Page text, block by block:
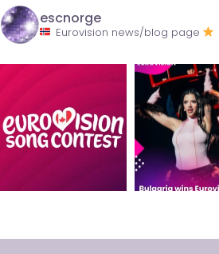
escnorge
Eurovision news/blog page